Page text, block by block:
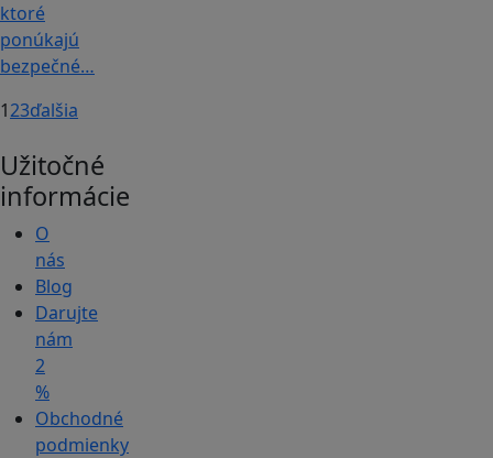
ktoré
ponúkajú
bezpečné…
123ďalšia
Užitočné
informácie
O
nás
Blog
Darujte
nám
2
%
Obchodné
podmienky